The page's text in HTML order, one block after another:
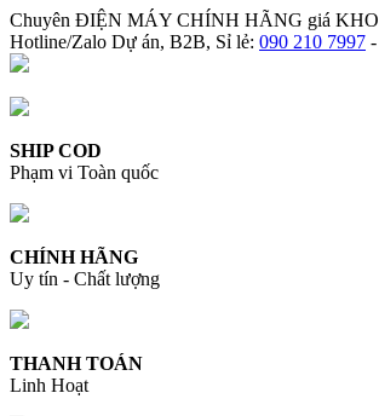
Chuyên ĐIỆN MÁY CHÍNH HÃNG giá KHO
Hotline/Zalo Dự án, B2B, Sỉ lẻ: 090 210 7997 -
SHIP COD
Phạm vi Toàn quốc
CHÍNH HÃNG
Uy tín - Chất lượng
THANH TOÁN
Linh Hoạt